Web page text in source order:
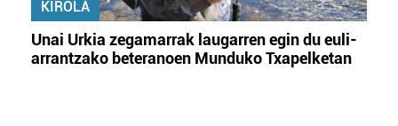
KIROLA
Unai Urkia zegamarrak laugarren egin du euli-
arrantzako beteranoen Munduko Txapelketan